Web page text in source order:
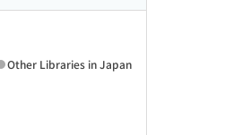
Other Libraries in Japan